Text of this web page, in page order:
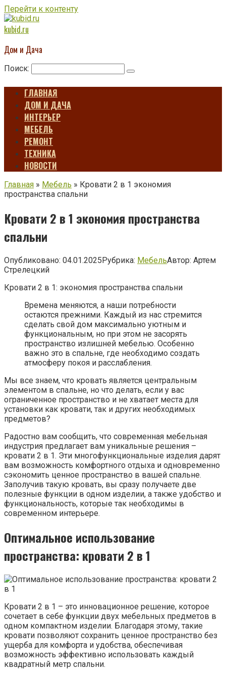
Перейти к контенту
kubid.ru
Дом и Дача
Поиск:
ГЛАВНАЯ
ДОМ И ДАЧА
ИНТЕРЬЕР
МЕБЕЛЬ
РЕМОНТ
ТЕХНИКА
НОВОСТИ
Главная » Мебель » Кровати 2 в 1 экономия
пространства спальни
Кровати 2 в 1 экономия пространства
спальни
Опубликовано: 04.01.2025Рубрика: МебельАвтор: Артем
Стрелецкий
Кровати 2 в 1: экономия пространства спальни
Времена меняются, а наши потребности
остаются прежними. Каждый из нас стремится
сделать свой дом максимально уютным и
функциональным, но при этом не засорять
пространство излишней мебелью. Особенно
важно это в спальне, где необходимо создать
атмосферу покоя и расслабления.
Мы все знаем, что кровать является центральным
элементом в спальне, но что делать, если у вас
ограниченное пространство и не хватает места для
установки как кровати, так и других необходимых
предметов?
Радостно вам сообщить, что современная мебельная
индустрия предлагает вам уникальные решения –
кровати 2 в 1. Эти многофункциональные изделия дарят
вам возможность комфортного отдыха и одновременно
сэкономить ценное пространство в вашей спальне.
Заполучив такую кровать, вы сразу получаете две
полезные функции в одном изделии, а также удобство и
функциональность, которые так необходимы в
современном интерьере.
Оптимальное использование
пространства: кровати 2 в 1
Кровати 2 в 1 – это инновационное решение, которое
сочетает в себе функции двух мебельных предметов в
одном компактном изделии. Благодаря этому, такие
кровати позволяют сохранить ценное пространство без
ущерба для комфорта и удобства, обеспечивая
возможность эффективно использовать каждый
квадратный метр спальни.